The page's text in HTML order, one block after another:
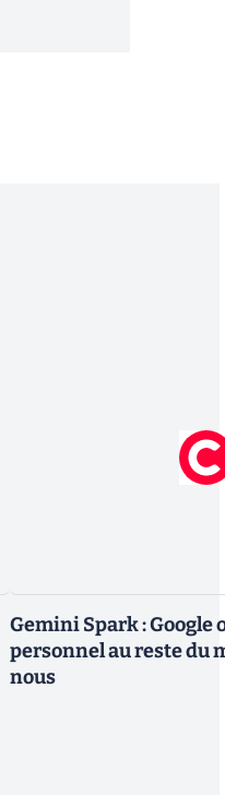
Gemini Spark : Google
personnel au reste du
nous